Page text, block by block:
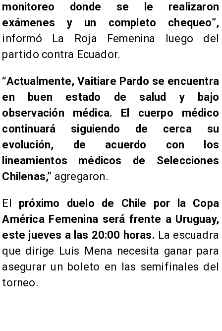
monitoreo donde se le realizaron
exámenes y un completo chequeo”,
informó La Roja Femenina luego del
partido contra Ecuador.
“Actualmente, Vaitiare Pardo se encuentra
en buen estado de salud y bajo
observación médica. El cuerpo médico
continuará siguiendo de cerca su
evolución, de acuerdo con los
lineamientos médicos de Selecciones
Chilenas,” agregaron.
El próximo duelo de Chile por la Copa
América Femenina será frente a Uruguay,
este jueves a las 20:00 horas. La escuadra
que dirige Luis Mena necesita ganar para
asegurar un boleto en las semifinales del
torneo.